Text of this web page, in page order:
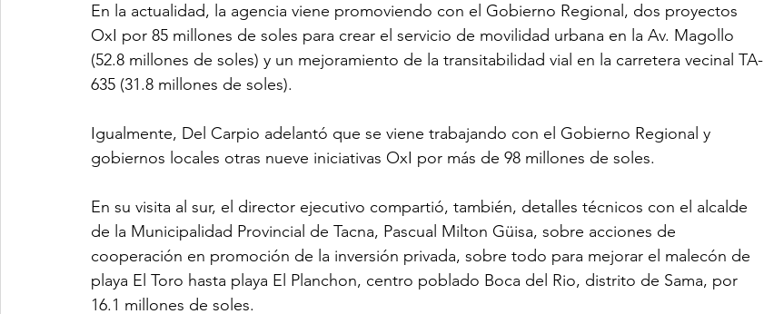
En la actualidad, la agencia viene promoviendo con el Gobierno Regional, dos proyectos
OxI por 85 millones de soles para crear el servicio de movilidad urbana en la Av. Magollo
(52.8 millones de soles) y un mejoramiento de la transitabilidad vial en la carretera vecinal TA-
635 (31.8 millones de soles).
Igualmente, Del Carpio adelantó que se viene trabajando con el Gobierno Regional y
gobiernos locales otras nueve iniciativas OxI por más de 98 millones de soles.
En su visita al sur, el director ejecutivo compartió, también, detalles técnicos con el alcalde
de la Municipalidad Provincial de Tacna, Pascual Milton Güisa, sobre acciones de
cooperación en promoción de la inversión privada, sobre todo para mejorar el malecón de
playa El Toro hasta playa El Planchon, centro poblado Boca del Rio, distrito de Sama, por
16.1 millones de soles.